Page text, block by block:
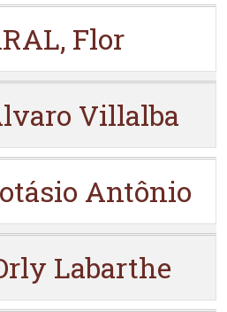
Flor
Villalba
Antônio
Labarthe